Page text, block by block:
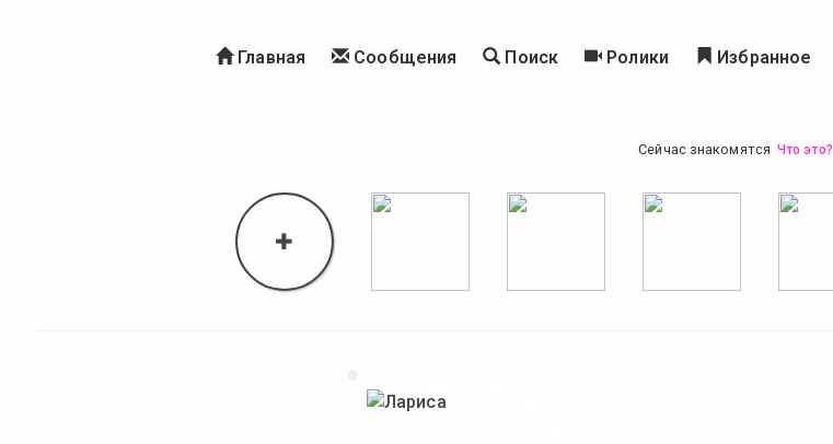
Главная Сообщения Поиск Ролики Избранное
Сейчас знакомятся Что это?